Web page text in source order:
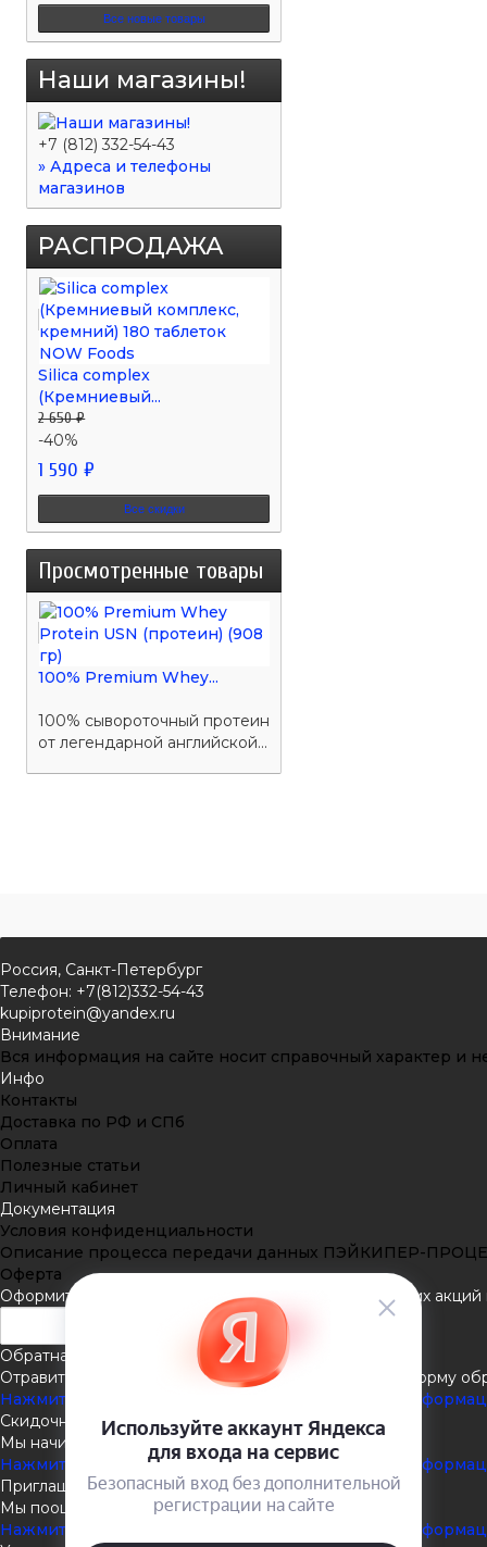
Все новые товары
Наши магазины!
+7 (812) 332-54-43
» Адреса и телефоны
магазинов
РАСПРОДАЖА
Silica complex
(Кремниевый...
2 650 ₽
-40%
1 590 ₽
Все скидки
Просмотренные товары
100% Premium Whey...
100% сывороточный протеин
от легендарной английской...
Россия, Санкт-Петербург
Телефон: +7(812)332-54-43
kupiprotein@yandex.ru
Внимание
Вся информация на сайте носит справочный характер и
Инфо
Контакты
Доставка по РФ и СПб
Оплата
Полезные статьи
Личный кабинет
Документация
Условия конфиденциальности
Описание процесса передачи данных ПЭЙКИПЕР-
Оферта
Оформить подписку
Подпишитесь на рассылку наших
Обратная связь
Отравить нам сообщение или задать вопрос через форму
Нажмите здесь для получения дополнительной
Скидочная система
Мы начисляем кэшбэк с покупок
Нажмите здесь для получения дополнительной
Приглашаем к партнёрству
Мы поощеряем наших партнёров
Нажмите здесь для получения дополнительной